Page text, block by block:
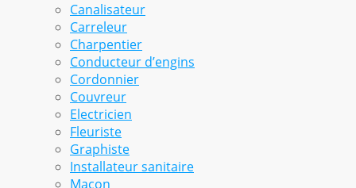
Canalisateur
Carreleur
Charpentier
Conducteur d’engins
Cordonnier
Couvreur
Electricien
Fleuriste
Graphiste
Installateur sanitaire
Maçon